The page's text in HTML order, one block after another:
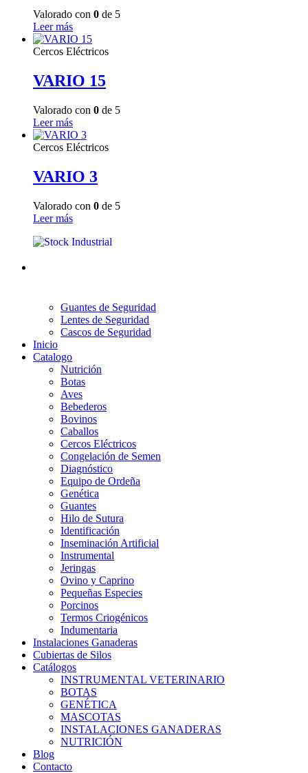
Valorado con 0 de 5
Leer más
Cercos Eléctricos
VARIO 15
Valorado con 0 de 5
Leer más
Cercos Eléctricos
VARIO 3
Valorado con 0 de 5
Leer más
Guantes de Seguridad
Lentes de Seguridad
Cascos de Seguridad
Inicio
Catalogo
Nutrición
Botas
Aves
Bebederos
Bovinos
Caballos
Cercos Eléctricos
Congelación de Semen
Diagnóstico
Equipo de Ordeña
Genética
Guantes
Hilo de Sutura
Identificación
Inseminación Artificial
Instrumental
Jeringas
Ovino y Caprino
Pequeñas Especies
Porcinos
Termos Criogénicos
Indumentaria
Instalaciones Ganaderas
Cubiertas de Silos
Catálogos
INSTRUMENTAL VETERINARIO
BOTAS
GENÉTICA
MASCOTAS
INSTALACIONES GANADERAS
NUTRICIÓN
Blog
Contacto